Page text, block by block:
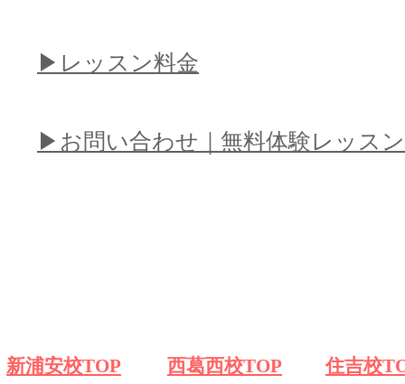
​▶︎レッスン料金
​▶︎お問い合わせ｜無料体験レッスン
​新浦安校TOP ​西葛西校TOP 住吉校